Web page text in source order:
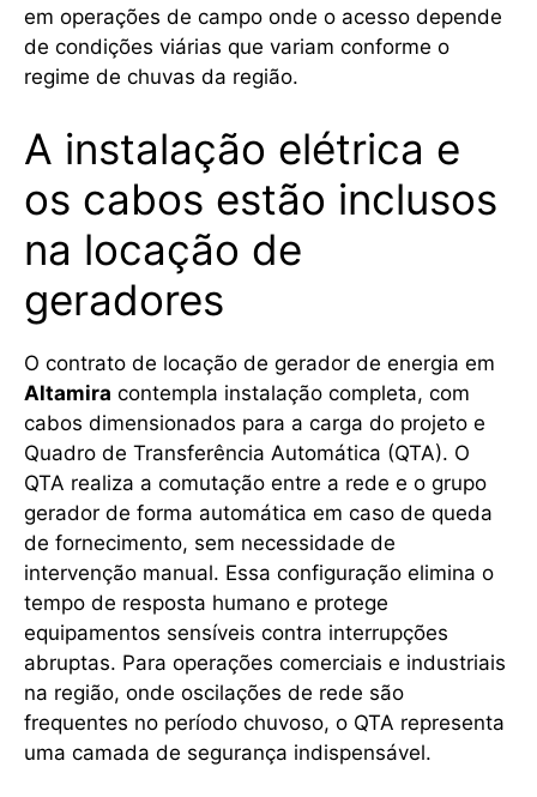
em operações de campo onde o acesso depende
de condições viárias que variam conforme o
regime de chuvas da região.
A instalação elétrica e
os cabos estão inclusos
na locação de
geradores
O contrato de locação de gerador de energia em
Altamira contempla instalação completa, com
cabos dimensionados para a carga do projeto e
Quadro de Transferência Automática (QTA). O
QTA realiza a comutação entre a rede e o grupo
gerador de forma automática em caso de queda
de fornecimento, sem necessidade de
intervenção manual. Essa configuração elimina o
tempo de resposta humano e protege
equipamentos sensíveis contra interrupções
abruptas. Para operações comerciais e industriais
na região, onde oscilações de rede são
frequentes no período chuvoso, o QTA representa
uma camada de segurança indispensável.